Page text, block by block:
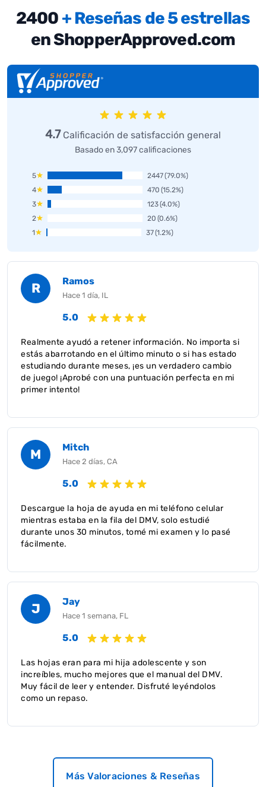
2400 + Reseñas de 5 estrellas
en ShopperApproved.com
4.7Calificación de satisfacción general
Basado en 3,097 calificaciones
5 2447(79.0%)
4
470 (15.2%)
3
123(4.0%)
2
20 (0.6%)
1
37(1.2%)
R Ramos
Hace 1 día, IL
5.0
Realmente ayudó a retener información. No importa si
estás abarrotando en el último minuto o si has estado
estudiando durante meses, ¡es un verdadero cambio
de juego! ¡Aprobé con una puntuación perfecta en mi
primer intento!
M Mitch
Hace 2 días, CA
5.0
Descargue la hoja de ayuda en mi teléfono celular
mientras estaba en la fila del DMV, solo estudié
durante unos 30 minutos, tomé mi examen y lo pasé
fácilmente.
J Jay
Hace 1 semana, FL
5.0
Las hojas eran para mi hija adolescente y son
increíbles, mucho mejores que el manual del DMV.
Muy fácil de leer y entender. Disfruté leyéndolos
como un repaso.
Más Valoraciones & Reseñas